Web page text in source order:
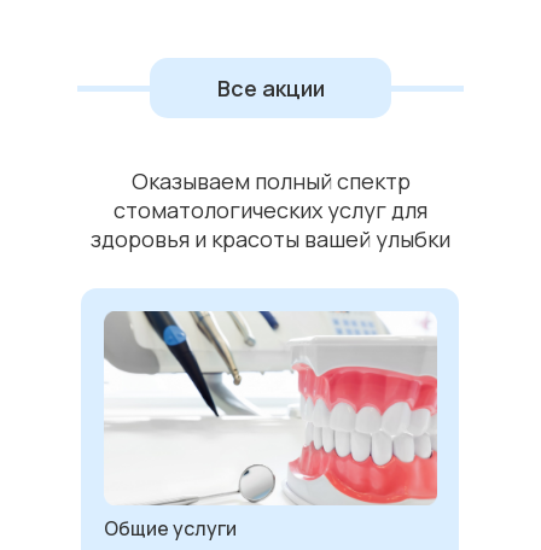
Все акции
Оказываем полный спектр
стоматологических услуг для
здоровья и красоты вашей улыбки
Общие услуги